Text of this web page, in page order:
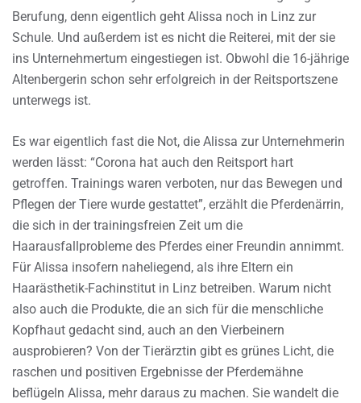
Berufung, denn eigentlich geht Alissa noch in Linz zur
Schule. Und außerdem ist es nicht die Reiterei, mit der sie
ins Unternehmertum eingestiegen ist. Obwohl die 16-jährige
Altenbergerin schon sehr erfolgreich in der Reitsportszene
unterwegs ist.
Es war eigentlich fast die Not, die Alissa zur Unternehmerin
werden lässt: “Corona hat auch den Reitsport hart
getroffen. Trainings waren verboten, nur das Bewegen und
Pflegen der Tiere wurde gestattet”, erzählt die Pferdenärrin,
die sich in der trainingsfreien Zeit um die
Haarausfallprobleme des Pferdes einer Freundin annimmt.
Für Alissa insofern naheliegend, als ihre Eltern ein
Haarästhetik-Fachinstitut in Linz betreiben. Warum nicht
also auch die Produkte, die an sich für die menschliche
Kopfhaut gedacht sind, auch an den Vierbeinern
ausprobieren? Von der Tierärztin gibt es grünes Licht, die
raschen und positiven Ergebnisse der Pferdemähne
beflügeln Alissa, mehr daraus zu machen. Sie wandelt die